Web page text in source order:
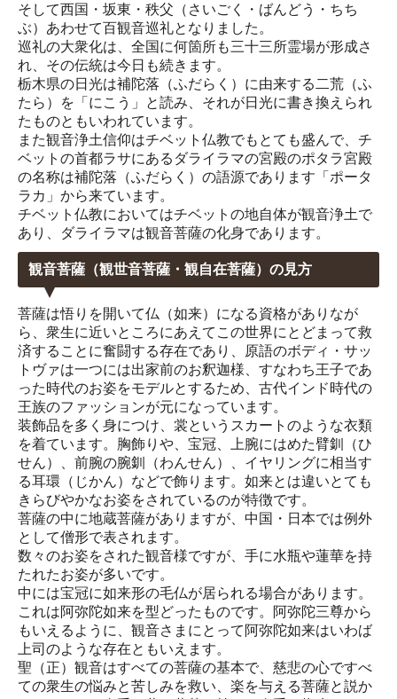
そして西国・坂東・秩父（さいごく・ばんどう・ちち
ぶ）あわせて百観音巡礼となりました。
巡礼の大衆化は、全国に何箇所も三十三所霊場が形成さ
れ、その伝統は今日も続きます。
栃木県の日光は補陀落（ふだらく）に由来する二荒（ふ
たら）を「にこう」と読み、それが日光に書き換えられ
たものともいわれています。
また観音浄土信仰はチベット仏教でもとても盛んで、チ
ベットの首都ラサにあるダライラマの宮殿のポタラ宮殿
の名称は補陀落（ふだらく）の語源であります「ポータ
ラカ」から来ています。
チベット仏教においてはチベットの地自体が観音浄土で
あり、ダライラマは観音菩薩の化身であります。
観音菩薩（観世音菩薩・観自在菩薩）の見方
菩薩は悟りを開いて仏（如来）になる資格がありなが
ら、衆生に近いところにあえてこの世界にとどまって救
済することに奮闘する存在であり、原語のボディ・サッ
トヴァは一つには出家前のお釈迦様、すなわち王子であ
った時代のお姿をモデルとするため、古代インド時代の
王族のファッションが元になっています。
装飾品を多く身につけ、裳というスカートのような衣類
を着ています。胸飾りや、宝冠、上腕にはめた臂釧（ひ
せん）、前腕の腕釧（わんせん）、イヤリングに相当す
る耳環（じかん）などで飾ります。如来とは違いとても
きらびやかなお姿をされているのが特徴です。
菩薩の中に地蔵菩薩がありますが、中国・日本では例外
として僧形で表されます。
数々のお姿をされた観音様ですが、手に水瓶や蓮華を持
たれたお姿が多いです。
中には宝冠に如来形の毛仏が居られる場合があります。
これは阿弥陀如来を型どったものです。阿弥陀三尊から
もいえるように、観音さまにとって阿弥陀如来はいわば
上司のような存在ともいえます。
聖（正）観音はすべての菩薩の基本で、慈悲の心ですべ
ての衆生の悩みと苦しみを救い、楽を与える菩薩と説か